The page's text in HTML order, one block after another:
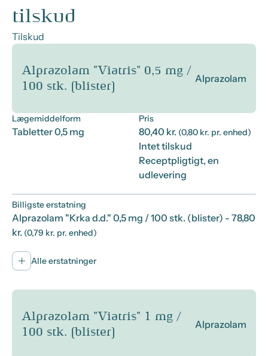
tilskud
Tilskud
Alprazolam "Viatris" 0,5 mg /
100 stk. (blister)
Alprazolam
Lægemiddelform
Tabletter 0,5 mg
Pris
80,40 kr. (0,80 kr. pr. enhed)
Intet tilskud
Receptpligtigt, en
udlevering
Billigste erstatning
Alprazolam "Krka d.d." 0,5 mg / 100 stk. (blister) - 78,80
kr. (0,79 kr. pr. enhed)
Alle erstatninger
Alprazolam "Viatris" 1 mg /
100 stk. (blister)
Alprazolam